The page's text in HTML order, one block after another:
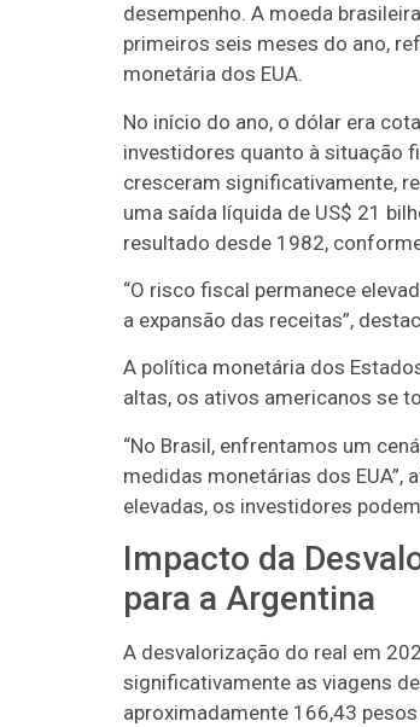
desempenho. A moeda
primeiros seis meses do ano,
monetária dos EUA.
No início do ano, o dólar era
investidores quanto à situação
cresceram significativamente,
uma saída líquida de US$ 21
resultado desde 1982,
“O risco fiscal permanece
a expansão das receitas”,
A política monetária dos
altas, os ativos americanos se
“No Brasil, enfrentamos um
medidas monetárias dos EUA”,
elevadas, os investidores
Impacto da
para a Argentina
A desvalorização do real em
significativamente as viagens
aproximadamente 166,43